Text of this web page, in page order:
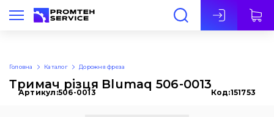
Укр
Головна Каталог Дорожня фреза
Тримач різця Blumaq 506-0013
Артикул:506-0013 Код:151753